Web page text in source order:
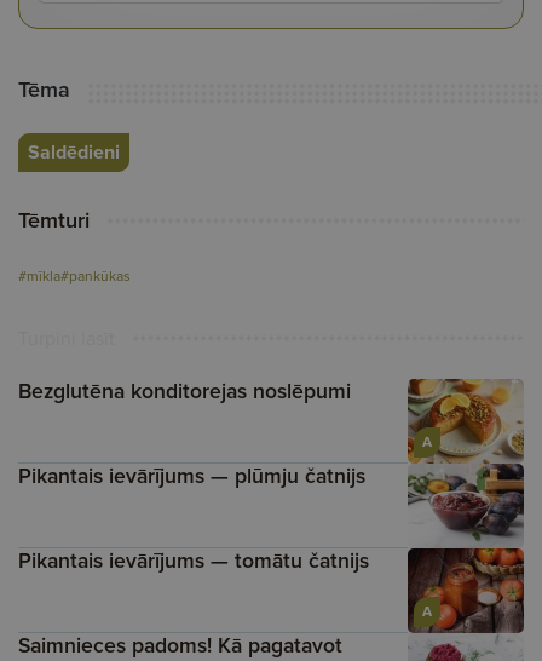
Tēma
Saldēdieni
Tēmturi
#mīkla#pankūkas
A
Bezglutēna konditorejas noslēpumi
Pikantais ievārījums — plūmju čatnijs
A
Pikantais ievārījums — tomātu čatnijs
Saimnieces padoms! Kā pagatavot